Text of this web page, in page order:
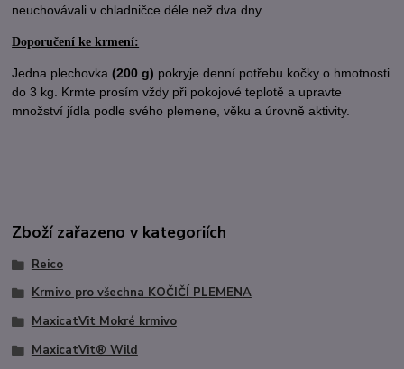
neuchovávali v chladničce déle než dva dny.
Doporučení ke krmení:
Jedna plechovka (200 g) pokryje denní potřebu kočky o hmotnosti
do 3 kg. Krmte prosím vždy při pokojové teplotě a upravte
množství jídla podle svého plemene, věku a úrovně aktivity.
Zboží zařazeno v kategoriích
Reico
Krmivo pro všechna KOČIČÍ PLEMENA
MaxicatVit Mokré krmivo
MaxicatVit® Wild